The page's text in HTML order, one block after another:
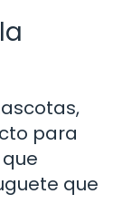
para
que